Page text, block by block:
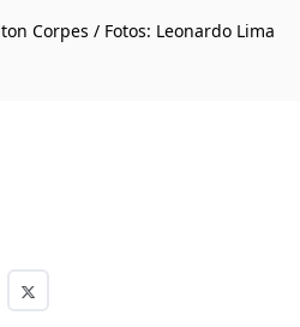
Corpes / Fotos: Leonardo Lima